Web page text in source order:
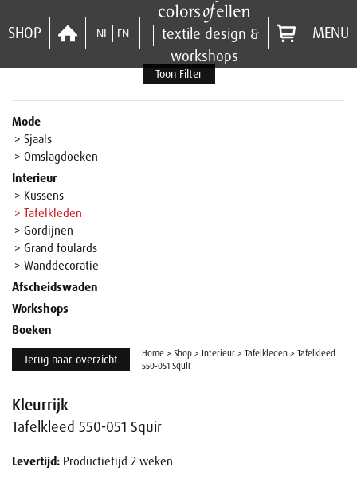
SHOP NL EN
textile design &
workshops
MENU
Toon Filter
Mode
> Sjaals
> Omslagdoeken
Interieur
> Kussens
> Tafelkleden
> Gordijnen
> Grand foulards
> Wanddecoratie
Afscheidswaden
Workshops
Boeken
Terug naar overzicht Home > Shop > Interieur > Tafelkleden > Tafelkleed
550-051 Squir
Kleurrijk
Tafelkleed 550-051 Squir
Levertijd: Productietijd 2 weken